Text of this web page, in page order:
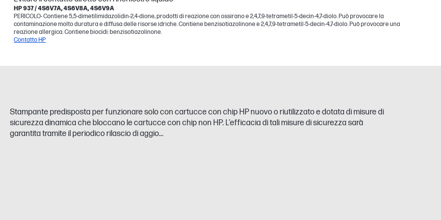
HP 937 / 4S6V7A, 4S6V8A, 4S6V9A
PERICOLO- Contiene 5,5-dimetilimidazolidin-2,4-dione, prodotti di reazione con ossirano e 2,4,7,9-tetrametil-5-decin-4,7-diolo. Può provocare la
contaminazione molto duratura e diffusa delle risorse idriche. Contiene benzisotiazolinone e 2,4,7,9-tetrametil-5-decin-4,7-diolo. Può provocare una
reazione allergica. Contiene biocidi: benzisotiazolinone.
Contatto HP
Stampante predisposta per funzionare solo con cartucce con chip HP nuovo o riutilizzato e dotata di misure di
sicurezza dinamica che bloccano le cartucce con chip non HP. L’efficacia di tali misure di sicurezza sarà
garantita tramite il periodico rilascio di aggio...